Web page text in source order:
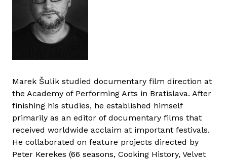
Marek Šulík studied documentary film direction at
the Academy of Performing Arts in Bratislava. After
finishing his studies, he established himself
primarily as an editor of documentary films that
received worldwide acclaim at important festivals.
He collaborated on feature projects directed by
Peter Kerekes (66 seasons, Cooking History, Velvet